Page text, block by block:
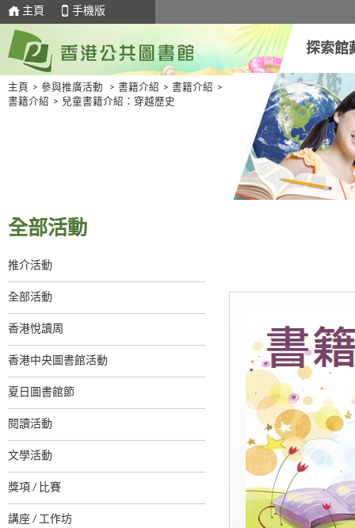
主頁 手機版
探索館
主頁 > 參與推廣活動 > 書籍介紹 > 書籍介紹 >
書籍介紹 > 兒童書籍介紹：穿越歷史
全部活動
推介活動
全部活動
香港悅讀周
香港中央圖書館活動
夏日圖書館節
閱讀活動
文學活動
獎項 / 比賽
講座 / 工作坊